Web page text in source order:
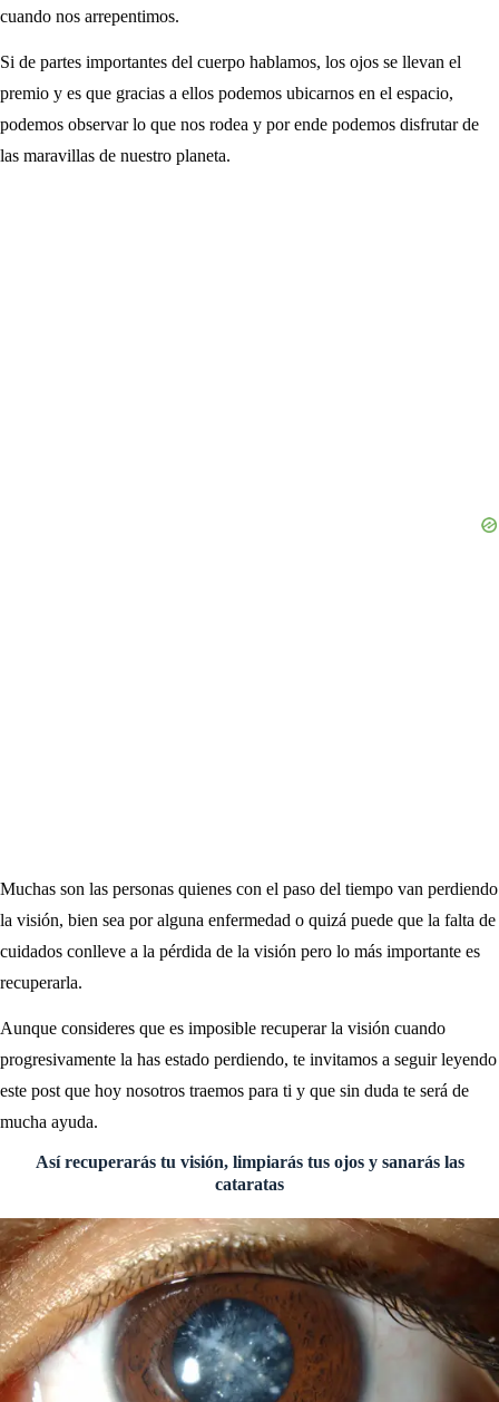
cuando nos arrepentimos.
Si de partes importantes del cuerpo hablamos, los ojos se llevan el
premio y es que gracias a ellos podemos ubicarnos en el espacio,
podemos observar lo que nos rodea y por ende podemos disfrutar de
las maravillas de nuestro planeta.
Muchas son las personas quienes con el paso del tiempo van perdiendo
la visión, bien sea por alguna enfermedad o quizá puede que la falta de
cuidados conlleve a la pérdida de la visión pero lo más importante es
recuperarla.
Aunque consideres que es imposible recuperar la visión cuando
progresivamente la has estado perdiendo, te invitamos a seguir leyendo
este post que hoy nosotros traemos para ti y que sin duda te será de
mucha ayuda.
Así recuperarás tu visión, limpiarás tus ojos y sanarás las
cataratas